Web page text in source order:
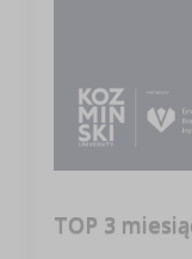
TOP 3